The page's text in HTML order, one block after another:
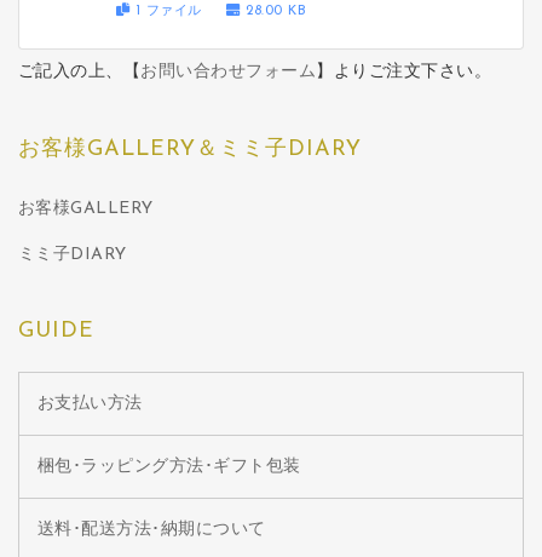
1 ファイル 28.00 KB
ご記入の上、【 お問い合わせフォーム 】よりご注文下さい。
お客様GALLERY＆ミミ子DIARY
お客様GALLERY
ミミ子DIARY
GUIDE
お支払い方法
梱包･ラッピング方法･ギフト包装
送料･配送方法･納期について